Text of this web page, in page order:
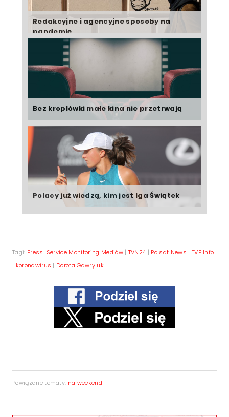
Redakcyjne i agencyjne sposoby na
pandemię
Bez kroplówki małe kina nie przetrwają
Polacy już wiedzą, kim jest Iga Świątek
Tagi: Press-Service Monitoring Mediów| TVN24 | Polsat News | TVP Info
| koronawirus | Dorota Gawryluk
Powiązane tematy: na weekend